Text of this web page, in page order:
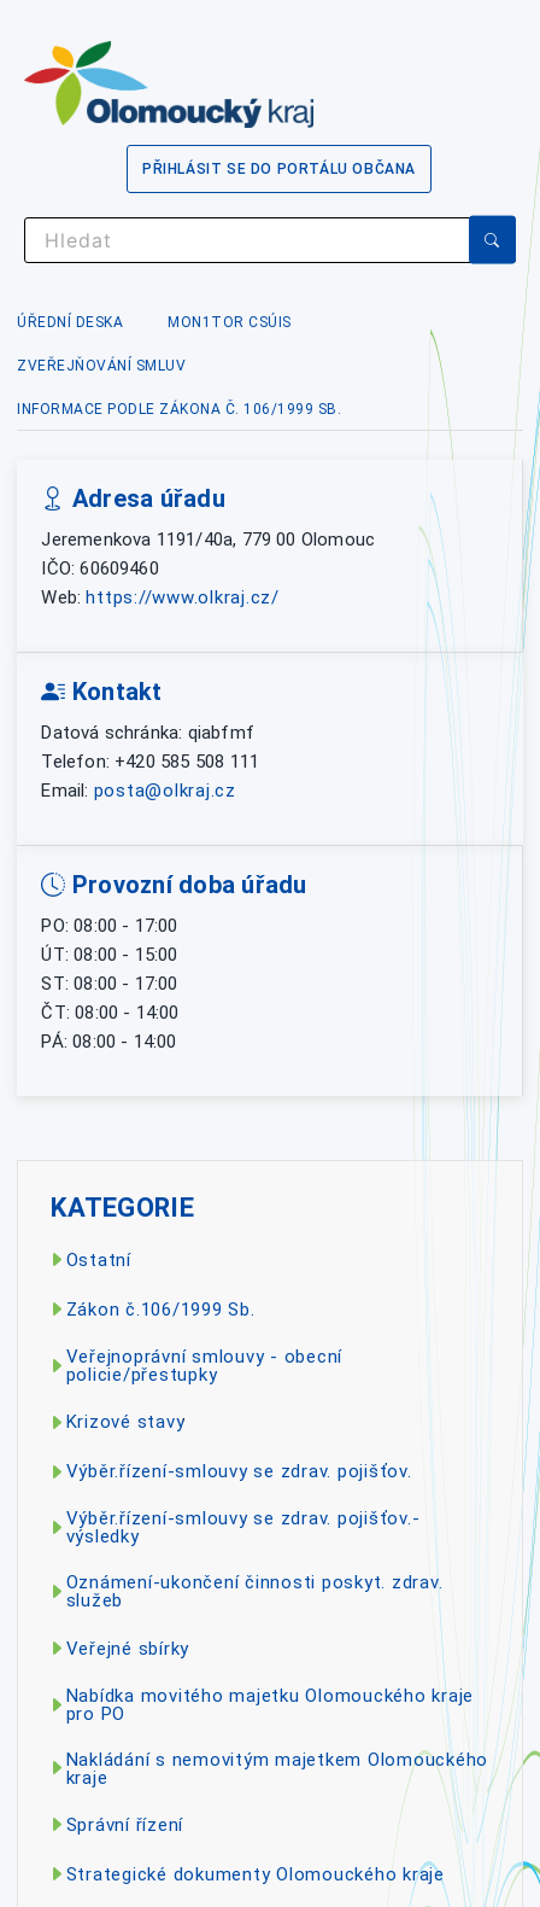
PŘIHLÁSIT SE DO PORTÁLU OBČANA
ÚŘEDNÍ DESKA MON1TOR CSÚIS
ZVEŘEJŇOVÁNÍ SMLUV
INFORMACE PODLE ZÁKONA Č. 106/1999 SB.
Adresa úřadu
Jeremenkova 1191/40a, 779 00 Olomouc
IČO: 60609460
Web: https://www.olkraj.cz/
Kontakt
Datová schránka: qiabfmf
Telefon: +420 585 508 111
Email: posta@olkraj.cz
Provozní doba úřadu
PO: 08:00 - 17:00
ÚT: 08:00 - 15:00
ST: 08:00 - 17:00
ČT: 08:00 - 14:00
PÁ: 08:00 - 14:00
KATEGORIE
Ostatní
Zákon č.106/1999 Sb.
Veřejnoprávní smlouvy - obecní
policie/přestupky
Krizové stavy
Výběr.řízení-smlouvy se zdrav. pojišťov.
Výběr.řízení-smlouvy se zdrav. pojišťov.-
výsledky
Oznámení-ukončení činnosti poskyt. zdrav.
služeb
Veřejné sbírky
Nabídka movitého majetku Olomouckého kraje
pro PO
Nakládání s nemovitým majetkem Olomouckého
kraje
Správní řízení
Strategické dokumenty Olomouckého kraje